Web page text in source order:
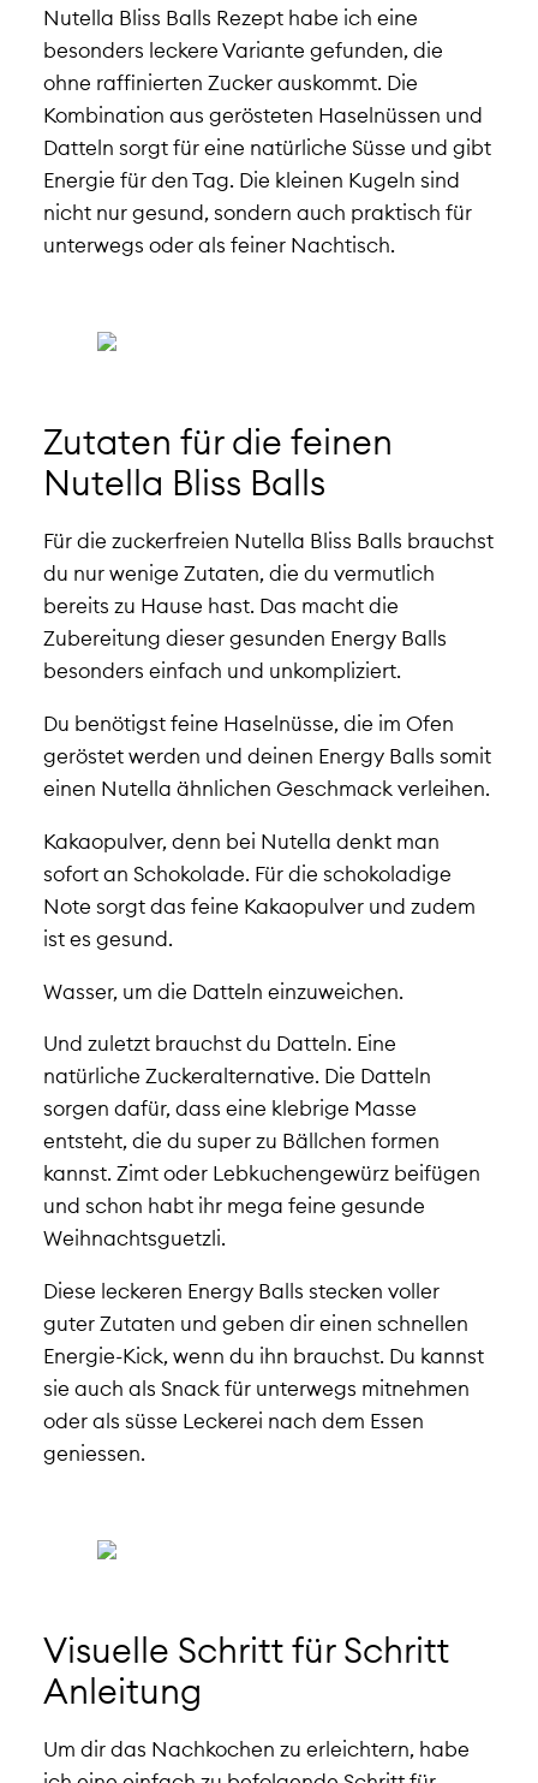
Nutella Bliss Balls Rezept habe ich eine
besonders leckere Variante gefunden, die
ohne raffinierten Zucker auskommt. Die
Kombination aus gerösteten Haselnüssen und
Datteln sorgt für eine natürliche Süsse und gibt
Energie für den Tag. Die kleinen Kugeln sind
nicht nur gesund, sondern auch praktisch für
unterwegs oder als feiner Nachtisch.
Zutaten für die feinen
Nutella Bliss Balls
Für die zuckerfreien Nutella Bliss Balls brauchst
du nur wenige Zutaten, die du vermutlich
bereits zu Hause hast. Das macht die
Zubereitung dieser gesunden Energy Balls
besonders einfach und unkompliziert.
Du benötigst feine Haselnüsse, die im Ofen
geröstet werden und deinen Energy Balls somit
einen Nutella ähnlichen Geschmack verleihen.
Kakaopulver, denn bei Nutella denkt man
sofort an Schokolade. Für die schokoladige
Note sorgt das feine Kakaopulver und zudem
ist es gesund.
Wasser, um die Datteln einzuweichen.
Und zuletzt brauchst du Datteln. Eine
natürliche Zuckeralternative. Die Datteln
sorgen dafür, dass eine klebrige Masse
entsteht, die du super zu Bällchen formen
kannst. Zimt oder Lebkuchengewürz beifügen
und schon habt ihr mega feine gesunde
Weihnachtsguetzli.
Diese leckeren Energy Balls stecken voller
guter Zutaten und geben dir einen schnellen
Energie-Kick, wenn du ihn brauchst. Du kannst
sie auch als Snack für unterwegs mitnehmen
oder als süsse Leckerei nach dem Essen
geniessen.
Visuelle Schritt für Schritt
Anleitung
Um dir das Nachkochen zu erleichtern, habe